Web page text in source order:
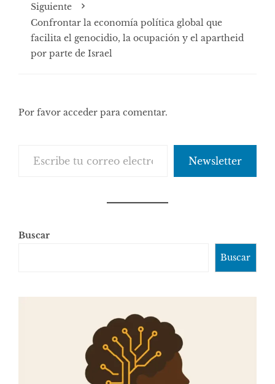
Siguiente
Confrontar la economía política global que
facilita el genocidio, la ocupación y el apartheid
por parte de Israel
Por favor acceder para comentar.
Newsletter
Buscar
Buscar